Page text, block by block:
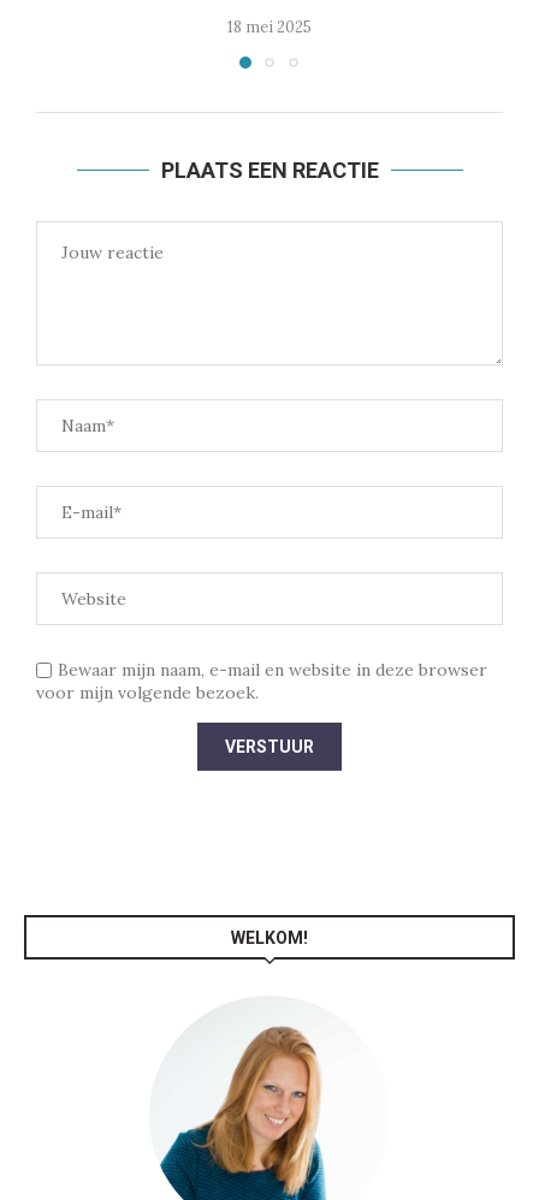
18 mei 2025
PLAATS EEN REACTIE
Bewaar mijn naam, e-mail en website in deze browser
voor mijn volgende bezoek.
WELKOM!